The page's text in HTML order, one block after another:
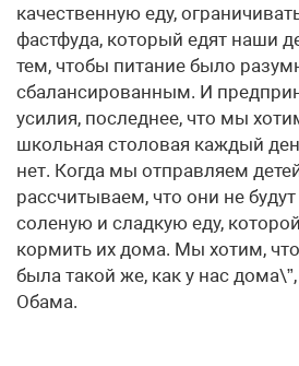
качественную еду,
фастфуда, который едят наши
тем, чтобы питание было
сбалансированным. И
усилия, последнее, что мы
школьная столовая каждый
нет. Когда мы отправляем
рассчитываем, что они не
соленую и сладкую еду,
кормить их дома. Мы хотим,
была такой же, как у нас
Обама.